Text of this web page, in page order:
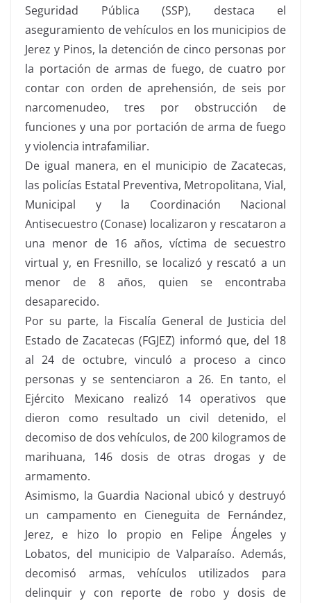
Seguridad Pública (SSP), destaca el
aseguramiento de vehículos en los municipios de
Jerez y Pinos, la detención de cinco personas por
la portación de armas de fuego, de cuatro por
contar con orden de aprehensión, de seis por
narcomenudeo, tres por obstrucción de
funciones y una por portación de arma de fuego
y violencia intrafamiliar.
De igual manera, en el municipio de Zacatecas,
las policías Estatal Preventiva, Metropolitana, Vial,
Municipal y la Coordinación Nacional
Antisecuestro (Conase) localizaron y rescataron a
una menor de 16 años, víctima de secuestro
virtual y, en Fresnillo, se localizó y rescató a un
menor de 8 años, quien se encontraba
desaparecido.
Por su parte, la Fiscalía General de Justicia del
Estado de Zacatecas (FGJEZ) informó que, del 18
al 24 de octubre, vinculó a proceso a cinco
personas y se sentenciaron a 26. En tanto, el
Ejército Mexicano realizó 14 operativos que
dieron como resultado un civil detenido, el
decomiso de dos vehículos, de 200 kilogramos de
marihuana, 146 dosis de otras drogas y de
armamento.
Asimismo, la Guardia Nacional ubicó y destruyó
un campamento en Cieneguita de Fernández,
Jerez, e hizo lo propio en Felipe Ángeles y
Lobatos, del municipio de Valparaíso. Además,
decomisó armas, vehículos utilizados para
delinquir y con reporte de robo y dosis de